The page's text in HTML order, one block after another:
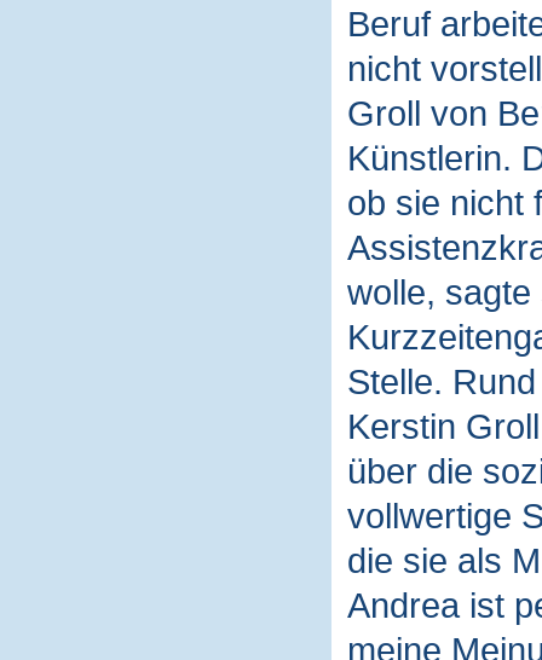
Beruf
nicht
Groll von
Künstlerin.
ob sie nicht
wolle, sagte
Stelle.
Kerstin
über die
vollwertige
die sie als
Andrea ist
meine